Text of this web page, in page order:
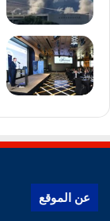
عن الموقع